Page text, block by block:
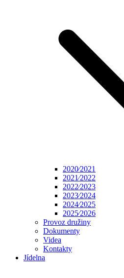
2020⁄2021
2021⁄2022
2022⁄2023
2023⁄2024
2024⁄2025
2025⁄2026
Provoz družiny
Dokumenty
Videa
Kontakty
Jídelna